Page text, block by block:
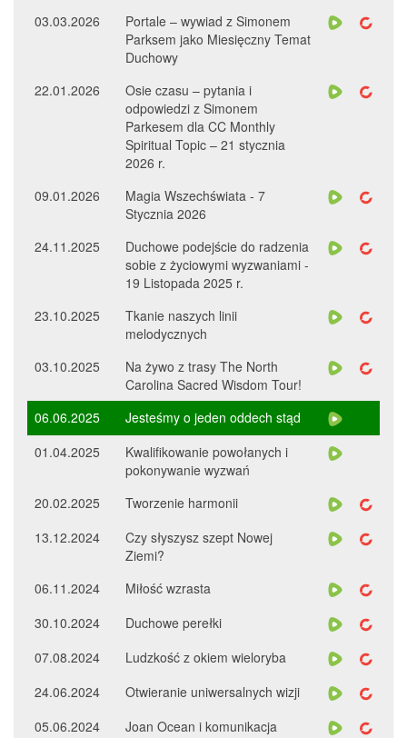
03.03.2026
Portale – wywiad z Simonem
Parksem jako Miesięczny Temat
Duchowy
22.01.2026
Osie czasu – pytania i
odpowiedzi z Simonem
Parkesem dla CC Monthly
Spiritual Topic – 21 stycznia
2026 r.
09.01.2026
Magia Wszechświata - 7
Stycznia 2026
24.11.2025
Duchowe podejście do radzenia
sobie z życiowymi wyzwaniami -
19 Listopada 2025 r.
23.10.2025
Tkanie naszych linii
melodycznych
03.10.2025
Na żywo z trasy The North
Carolina Sacred Wisdom Tour!
06.06.2025
Jesteśmy o jeden oddech stąd
01.04.2025
Kwalifikowanie powołanych i
pokonywanie wyzwań
20.02.2025
Tworzenie harmonii
13.12.2024
Czy słyszysz szept Nowej
Ziemi?
06.11.2024
Miłość wzrasta
30.10.2024
Duchowe perełki
07.08.2024
Ludzkość z okiem wieloryba
24.06.2024
Otwieranie uniwersalnych wizji
05.06.2024
Joan Ocean i komunikacja